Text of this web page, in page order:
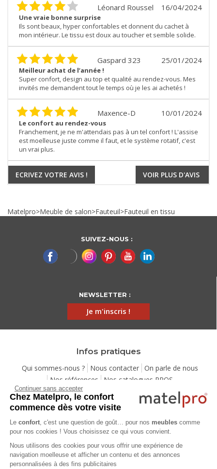
16/04/2024
Léonard Roussel
Une vraie bonne surprise
Ils sont beaux, hyper confortables et donnent du cachet à
mon intérieur. Le tissu est doux au toucher et semble solide.
25/01/2024
Gaspard 323
Meilleur achat de l’année !
Super confort, design au top et qualité au rendez-vous. Mes
invités me demandent tout le temps où je les ai achetés !
10/01/2024
Maxence-D
Le confort au rendez-vous
Franchement, je ne m'attendais pas à un tel confort ! L'assise
est moelleuse juste comme il faut, et le système rotatif, c'est
un vrai plus.
ECRIVEZ VOTRE AVIS ! VOIR PLUS D'AVIS
Matelpro>Meuble de salon>Fauteuil>Fauteuil en tissu
SUIVEZ-NOUS :
NEWSLETTER :
Je m'inscris !
Infos pratiques
Qui sommes-nous ? Nous contacter
On parle de nous
Nos références
Nos catalogues PROS
Demande de devis gratuit
Mentions légales
Conditions générales de vente
Protection de la vie privée
Programme de fidélité
Pack Sérénité Cartes cadeaux
Location de mobilier professionnel
Aide
Continuer sans accepter
Chez Matelpro, le confort
commence dès votre visite
Le confort, c'est une question de goût… pour nos meubles comme
pour nos cookies ! Vous choisissez ce qui vous convient.
Nous utilisons des cookies pour vous offrir une expérience de
navigation moelleuse et afficher un contenu et des annonces
personnalisées à des fins publicitaires